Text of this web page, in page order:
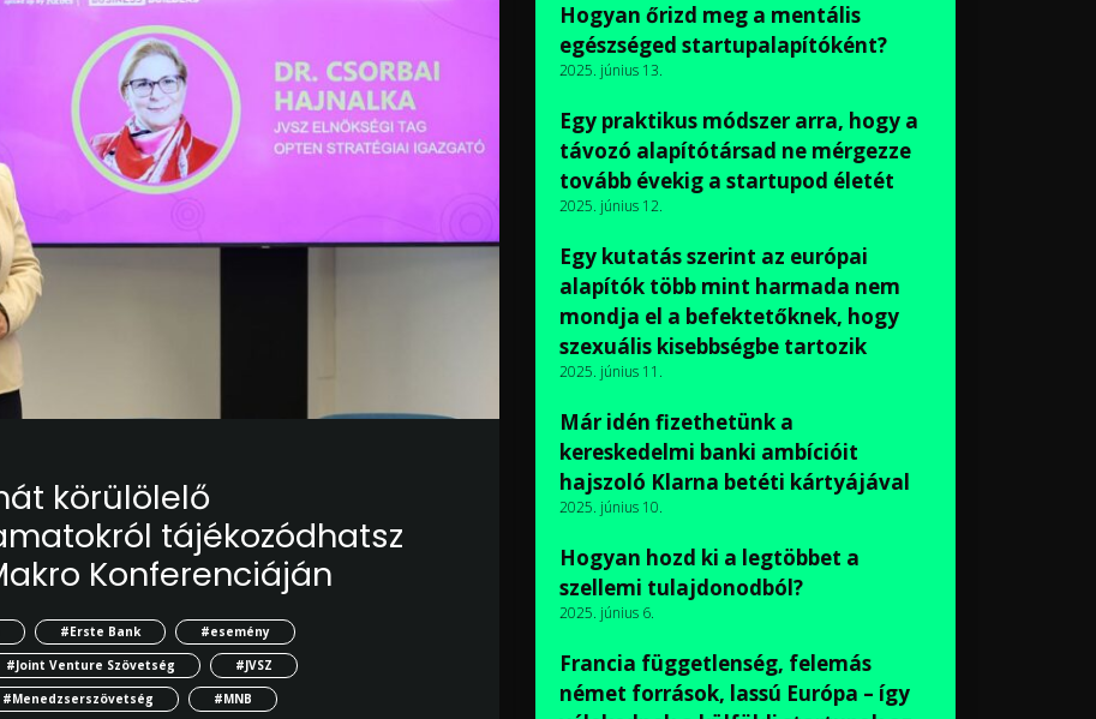
körülölelő
tájékozódhatsz
Konferenciáján
#Erste Bank
#esemény
#Joint Venture Szövetség
#JVSZ
#Menedzserszövetség
#MNB
Hogyan őrizd meg a mentális
egészséged startupalapítóként?
2025. június 13.
Egy praktikus módszer arra, hogy a
távozó alapítótársad ne mérgezze
tovább évekig a startupod életét
2025. június 12.
Egy kutatás szerint az európai
alapítók több mint harmada nem
mondja el a befektetőknek, hogy
szexuális kisebbségbe tartozik
2025. június 11.
Már idén fizethetünk a
kereskedelmi banki ambícióit
hajszoló Klarna betéti kártyájával
2025. június 10.
Hogyan hozd ki a legtöbbet a
szellemi tulajdonodból?
2025. június 6.
Francia függetlenség, felemás
német források, lassú Európa – így